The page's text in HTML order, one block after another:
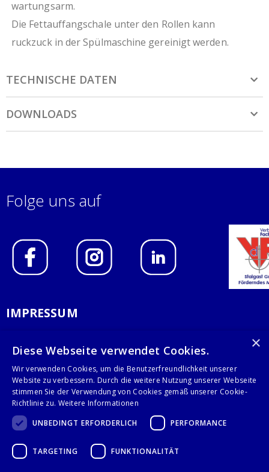
wartungsarm.
Die Fettauffangschale unter den Rollen kann
ruckzuck in der Spülmaschine gereinigt werden.
TECHNISCHE DATEN
DOWNLOADS
Folge uns auf
IMPRESSUM
AGB
KONTAKT
Stalgast GmbH
28359 Bremen
×
Diese Webseite verwendet Cookies.
Wir verwenden Cookies, um die Benutzerfreundlichkeit unserer
Website zu verbessern. Durch die weitere Nutzung unserer Webseite
stimmen Sie der Verwendung von Cookies gemäß unserer Cookie-
Richtlinie zu. Weitere Informationen
UNBEDINGT ERFORDERLICH
PERFORMANCE
TARGETING FUNKTIONALITÄT